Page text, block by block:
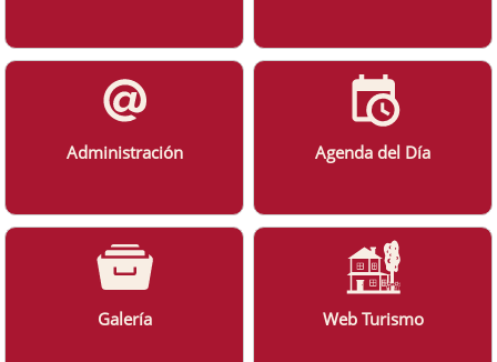
Administración Agenda del Día
Galería Web Turismo